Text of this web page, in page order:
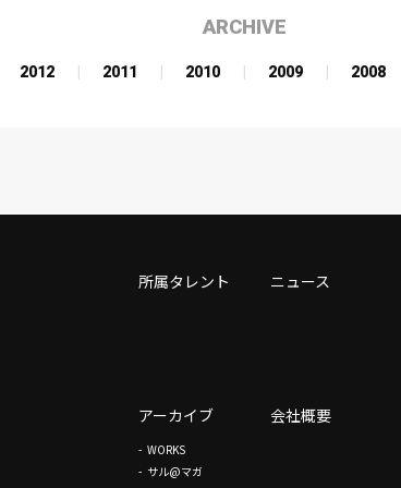
ARCHIVE
2012 2011 2010 2009 2008
所属タレント ニュース
アーカイブ
WORKS
サル@マガ
会社概要